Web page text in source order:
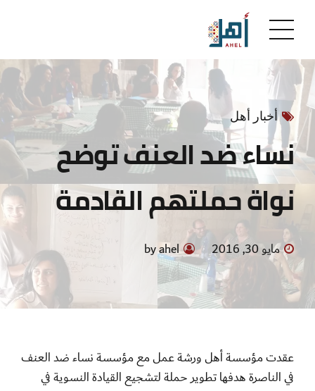
أخبار أهل
نساء ضد العنف توضح
نواة حملتهم القادمة
مايو 30, 2016 by ahel
عقدت مؤسسة أهل ورشة عمل مع مؤسسة نساء ضد العنف
في الناصرة هدفها تطوير حملة لتشجيع القيادة النسوية في